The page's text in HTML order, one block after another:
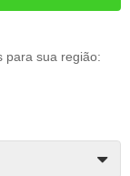
para sua região: